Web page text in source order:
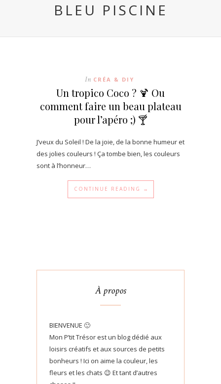
BLEU PISCINE
In CRÉA & DIY
Un tropico Coco ? 🍹 Ou
comment faire un beau plateau
pour l’apéro ;) 🍸
J’veux du Soleil ! De la joie, de la bonne humeur et
des jolies couleurs ! Ça tombe bien, les couleurs
sont à l’honneur…
CONTINUE READING →
À propos
BIENVENUE 🙂
Mon P’tit Trésor est un blog dédié aux
loisirs créatifs et aux sources de petits
bonheurs ! Ici on aime la couleur, les
fleurs et les chats 😉 Et tant d’autres